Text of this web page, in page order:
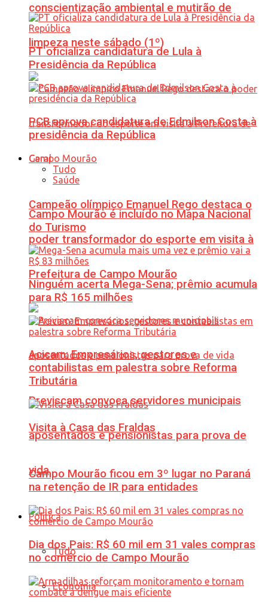
conscientização ambiental e mutirão de
limpeza neste sábado (1º)
Campeão olímpico Emanuel Rego destaca o
poder transformador do esporte em visita à
Prefeitura de Campo Mourão
Previscam convoca servidores municipais
aposentados e pensionistas para prova de
vida
Política
Tudo
Economia
PT oficializa candidatura de Lula à
Presidência da República
PCB aprova candidatura de Edmilson Costa à
presidência da República
Geral
Tudo
Saúde
Campo Mourão é incluído no Mapa Nacional
do Turismo
Ninguém acerta Mega-Sena; prêmio acumula
para R$ 165 milhões
Acicam: Empresários, gestores e
contabilistas em palestra sobre Reforma
Tributária
Visita à Casa das Fraldas
Campo Mourão ficou em 3º lugar no Paraná
na retenção de IR para entidades
Dia dos Pais: R$ 60 mil em 31 vales compras
no comércio de Campo Mourão